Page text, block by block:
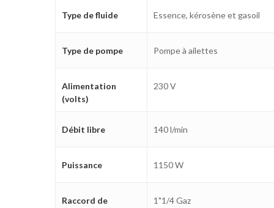
Type de fluide Essence, kérosène et gasoil
Type de pompe Pompe à ailettes
Alimentation
(volts)
230 V
Débit libre 140 l/min
Puissance 1150 W
Raccord de
1"1/4 Gaz